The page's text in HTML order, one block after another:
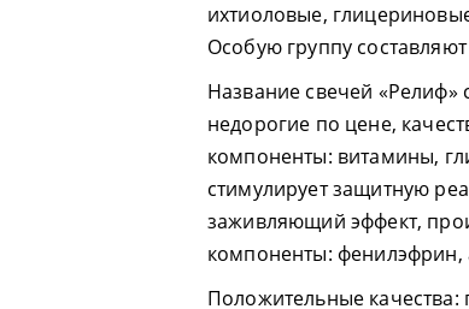
ихтиоловые,
Особую группу
Название свечей
недорогие по цене,
компоненты: витамины,
стимулирует защитную
заживляющий эффект,
компоненты: фенилэфрин,
Положительные качества: